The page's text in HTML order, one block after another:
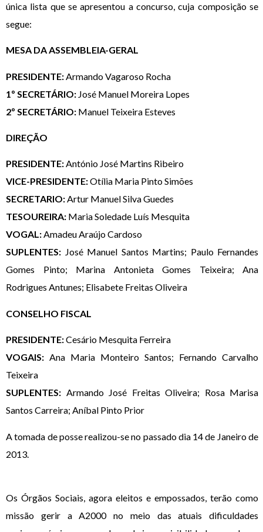
única lista que se apresentou a concurso, cuja composição se
segue:
MESA DA ASSEMBLEIA-GERAL
PRESIDENTE: Armando Vagaroso Rocha
1º SECRETÁRIO: José Manuel Moreira Lopes
2º SECRETÁRIO: Manuel Teixeira Esteves
DIREÇÃO
PRESIDENTE:António José Martins Ribeiro
VICE-PRESIDENTE:Otília Maria Pinto Simões
SECRETARIO:Artur Manuel Silva Guedes
TESOUREIRA: Maria Soledade Luís Mesquita
VOGAL:Amadeu Araújo Cardoso
SUPLENTES: José Manuel Santos Martins; Paulo Fernandes
Gomes Pinto; Marina Antonieta Gomes Teixeira; Ana
Rodrigues Antunes; Elisabete Freitas Oliveira
CONSELHO FISCAL
PRESIDENTE:Cesário Mesquita Ferreira
VOGAIS: Ana Maria Monteiro Santos; Fernando Carvalho
Teixeira
SUPLENTES: Armando José Freitas Oliveira; Rosa Marisa
Santos Carreira; Aníbal Pinto Prior
A tomada de posse realizou-se no passado dia 14 de Janeiro de
2013.
Os Órgãos Sociais, agora eleitos e empossados, terão como
missão gerir a A2000 no meio das atuais dificuldades